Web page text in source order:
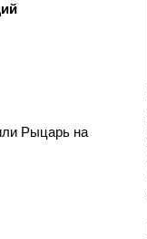
Рыцарь на